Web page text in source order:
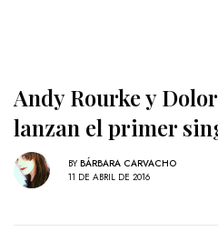
Andy Rourke y
lanzan el primer
BY BÁRBARA CARVACHO
11 DE ABRIL DE 2016